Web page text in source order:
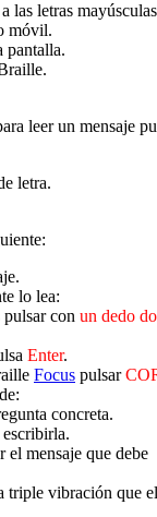
las letras
móvil.
pantalla.
leer un mensaje
letra.
lo lea:
con un dedo
Enter.
Focus pulsar
concreta.
escribirla.
el mensaje que debe
triple vibración que el